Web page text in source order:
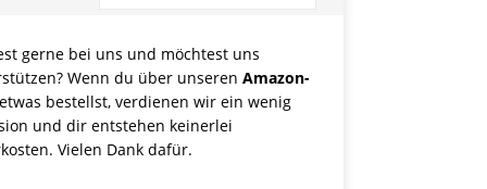
gerne bei uns und möchtest uns
Wenn du über unseren Amazon-
bestellst, verdienen wir ein wenig
und dir entstehen keinerlei
Vielen Dank dafür.